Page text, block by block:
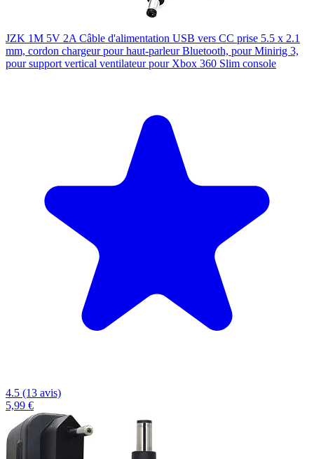
JZK 1M 5V 2A Câble d'alimentation USB vers CC prise 5.5 x 2.1
mm, cordon chargeur pour haut-parleur Bluetooth, pour Minirig 3,
pour support vertical ventilateur pour Xbox 360 Slim console
4.5 (13 avis)
5,99 €